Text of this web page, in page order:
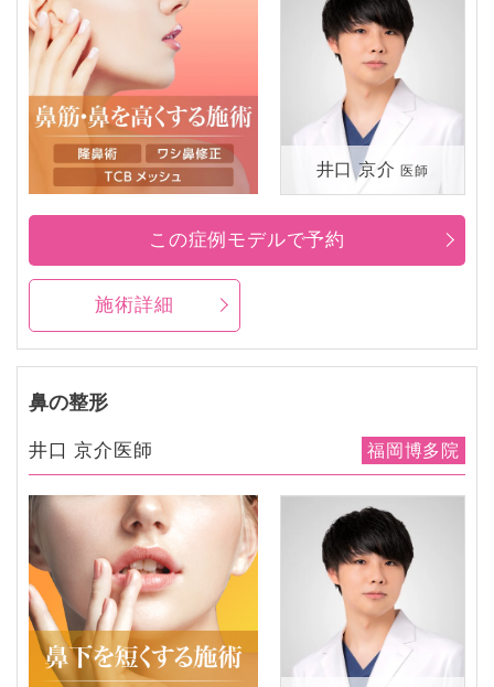
井口 京介 医師
施術詳細
この症例モデルで予約
鼻の整形
井口 京介医師 福岡博多院